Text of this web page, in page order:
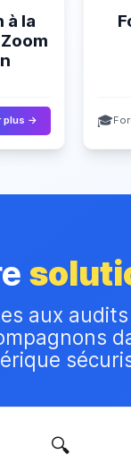
à la
plus → 🎓
aux audits
🔍